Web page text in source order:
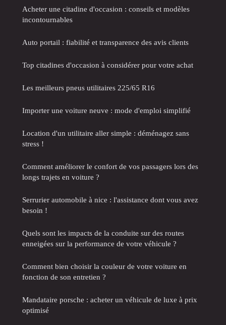
Acheter une citadine d'occasion : conseils et modèles
incontournables
Auto portail : fiabilité et transparence des avis clients
Top citadines d'occasion à considérer pour votre achat
Les meilleurs pneus utilitaires 225/65 R16
Importer une voiture neuve : mode d'emploi simplifié
Location d'un utilitaire aller simple : déménagez sans
stress !
Comment améliorer le confort de vos passagers lors des
longs trajets en voiture ?
Serrurier automobile à nice : l'assistance dont vous avez
besoin !
Quels sont les impacts de la conduite sur des routes
enneigées sur la performance de votre véhicule ?
Comment bien choisir la couleur de votre voiture en
fonction de son entretien ?
Mandataire porsche : acheter un véhicule de luxe à prix
optimisé